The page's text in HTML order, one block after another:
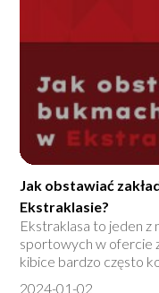
Jak obstawiać
Ekstraklasie?
Ekstraklasa to jeden z
sportowych w ofercie
kibice bardzo często
2024-01-02